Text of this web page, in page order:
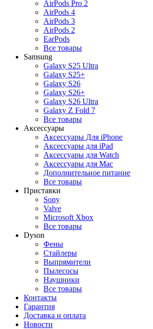
AirPods Pro 2
AirPods 4
AirPods 3
AirPods 2
EarPods
Все товары
Samsung
Galaxy S25 Ultra
Galaxy S25+
Galaxy S26
Galaxy S26+
Galaxy S26 Ultra
Galaxy Z Fold 7
Все товары
Аксессуары
Аксессуары Для iPhone
Аксессуары для iPad
Аксессуары для Watch
Аксессуары для Mac
Дополнительное питание
Все товары
Приставки
Sony
Valve
Microsoft Xbox
Все товары
Dyson
Фены
Стайлеры
Выпрямители
Пылесосы
Наушники
Все товары
Контакты
Гарантия
Доставка и оплата
Новости